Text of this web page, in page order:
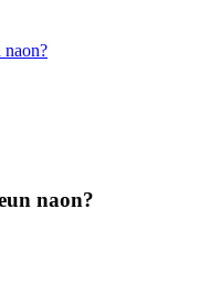
naon?
naon?